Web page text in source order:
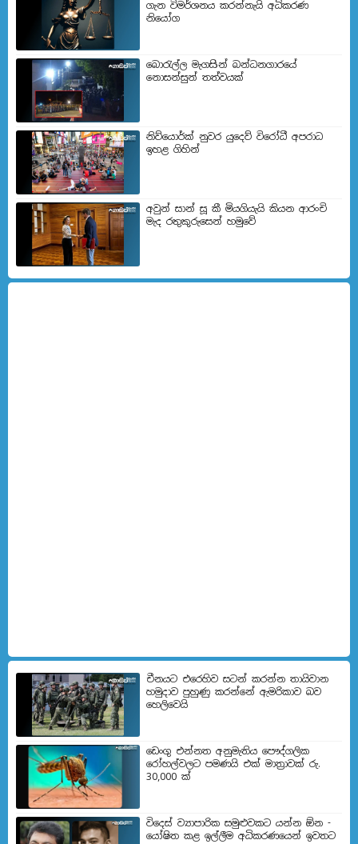
ගැන විමර්ශනය කරන්නැයි අධිකරණ
නියෝග
බොරැල්ල මැගසින් බන්ධනගාරයේ
නොසන්සුන් තත්වයක්
නිව්යොර්ක් නුවර යුදෙව් විරෝධී අපරාධ
ඉහළ ගිහින්
අවුන් සාන් සූ කී මියගියැයි කියන ආරංචි
මැද රතුකුරුසෙන් හමුවේ
චීනයට එරෙහිව සටන් කරන්න තායිවාන
හමුදාව පුහුණු කරන්නේ ඇමරිකාව බව
හෙලිවෙයි
ඩෙංගු එන්නත අනුමැතිය පෞද්ගලික
රෝහල්වලට පමණයි එක් මාත්‍රාවක් රු.
30,000 ක්
විදෙස් ව්‍යාපාරික සමුළුවකට යන්න ඕන -
යෝෂිත කළ ඉල්ලීම අධිකරණයෙන් ඉවතට